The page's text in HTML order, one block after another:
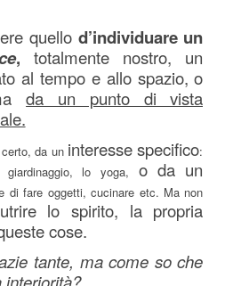
quello d’individuare un
, totalmente nostro, un
al tempo e allo spazio, o
da un punto di vista
da un interesse specifico:
lo yoga,
o da un
di fare oggetti, cucinare etc. Ma non
lo spirito, la propria
cose.
tante, ma come so che